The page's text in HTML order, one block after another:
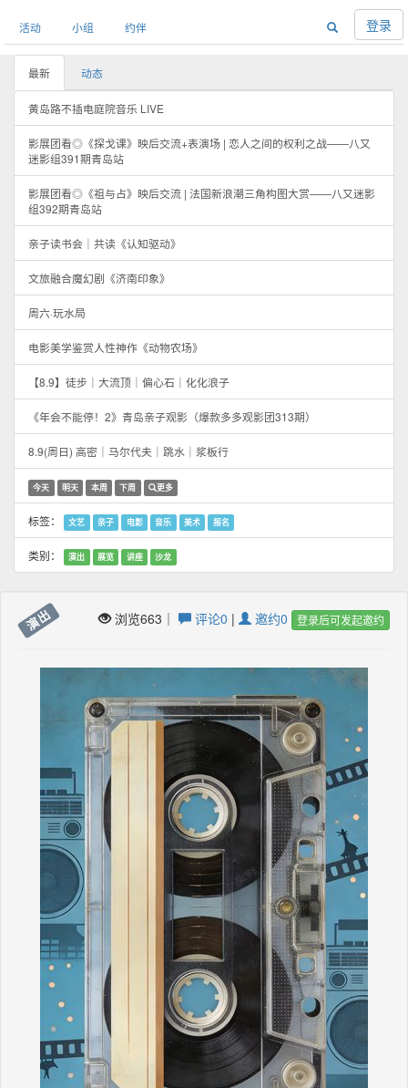
活动 小组 约伴 登录
最新 动态
黄岛路不插电庭院音乐 LIVE
影展团看◎《探戈课》映后交流+表演场 | 恋人之间的权利之战——八又
迷影组391期青岛站
影展团看◎《祖与占》映后交流 | 法国新浪潮三角构图大赏——八又迷影
组392期青岛站
亲子读书会｜共读《认知驱动》
文旅融合魔幻剧《济南印象》
周六·玩水局
电影美学鉴赏人性神作《动物农场》
【8.9】徒步｜大流顶｜偏心石｜化化浪子
《年会不能停！2》青岛亲子观影（爆款多多观影团313期）
8.9(周日) 高密｜马尔代夫｜跳水｜浆板行
今天 明天 本周 下周 更多
标签： 文艺 亲子 电影 音乐 美术 报名
类别： 演出 展览 讲座 沙龙
演出 浏览663｜ 评论0 | 邀约0 登录后可发起邀约